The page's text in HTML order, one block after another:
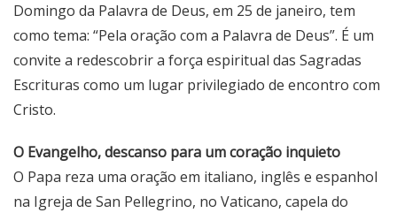
Domingo da Palavra de Deus, em 25 de janeiro, tem
como tema: “Pela oração com a Palavra de Deus”. É um
convite a redescobrir a força espiritual das Sagradas
Escrituras como um lugar privilegiado de encontro com
Cristo.
O Evangelho, descanso para um coração inquieto
O Papa reza uma oração em italiano, inglês e espanhol
na Igreja de San Pellegrino, no Vaticano, capela do